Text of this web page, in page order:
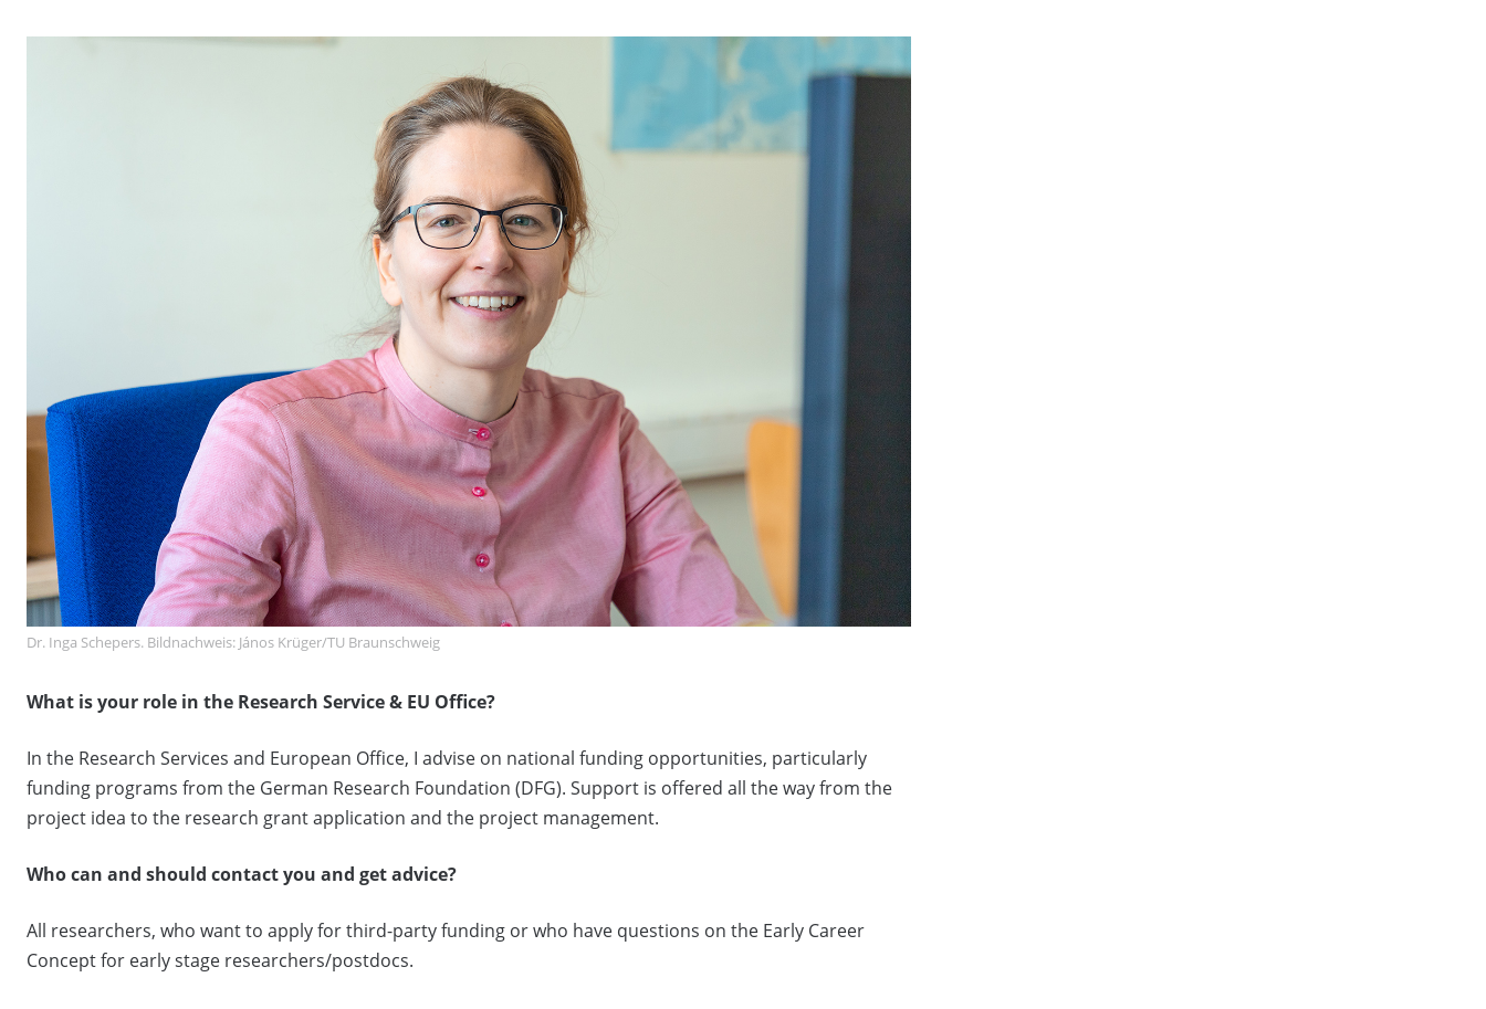
Dr. Inga Schepers. Bildnachweis: János Krüger/TU Braunschweig
What is your role in the Research Service & EU Office?
In the Research Services and European Office, I advise on national funding opportunities, particularly
funding programs from the German Research Foundation (DFG). Support is offered all the way from the
project idea to the research grant application and the project management.
Who can and should contact you and get advice?
All researchers, who want to apply for third-party funding or who have questions on the Early Career
Concept for early stage researchers/postdocs.